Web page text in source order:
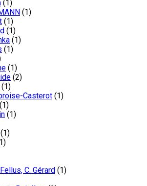
(1)
(1)
(1)
(1)
(1)
(1)
(1)
(2)
(1)
Casterot (1)
(1)
(1)
(1)
C. Gérard (1)